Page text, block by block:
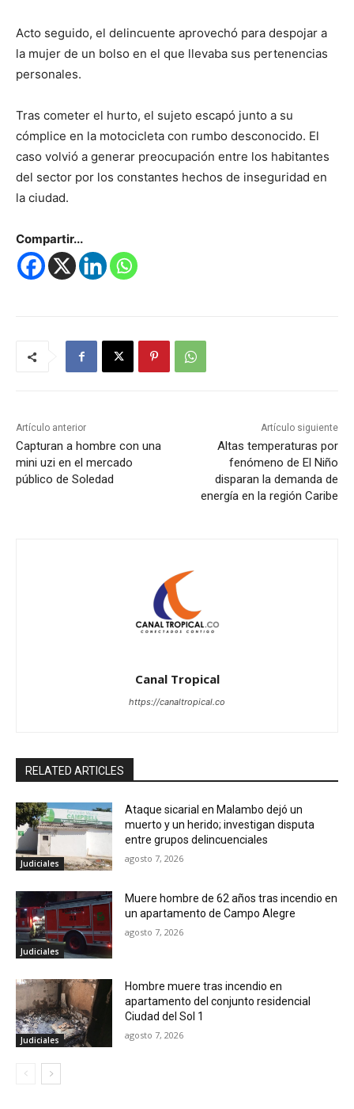
Acto seguido, el delincuente aprovechó para despojar a
la mujer de un bolso en el que llevaba sus pertenencias
personales.
Tras cometer el hurto, el sujeto escapó junto a su
cómplice en la motocicleta con rumbo desconocido. El
caso volvió a generar preocupación entre los habitantes
del sector por los constantes hechos de inseguridad en
la ciudad.
Compartir...
Artículo anterior
Capturan a hombre con una
mini uzi en el mercado
público de Soledad
Artículo siguiente
Altas temperaturas por
fenómeno de El Niño
disparan la demanda de
energía en la región Caribe
Canal Tropical
https://canaltropical.co
RELATED ARTICLES
Judiciales
Ataque sicarial en Malambo dejó un
muerto y un herido; investigan disputa
entre grupos delincuenciales
agosto 7, 2026
Judiciales
Muere hombre de 62 años tras incendio en
un apartamento de Campo Alegre
agosto 7, 2026
Judiciales
Hombre muere tras incendio en
apartamento del conjunto residencial
Ciudad del Sol 1
agosto 7, 2026